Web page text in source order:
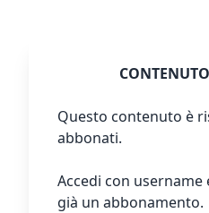
Questo contenuto è
abbonati.
Accedi con username
già un abbonamento.